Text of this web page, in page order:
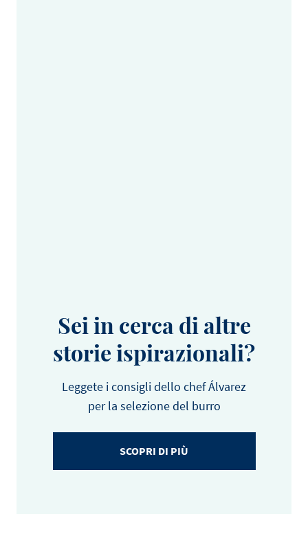
Sei in cerca di altre
storie ispirazionali?
Leggete i consigli dello chef Álvarez
per la selezione del burro
SCOPRI DI PIÙ